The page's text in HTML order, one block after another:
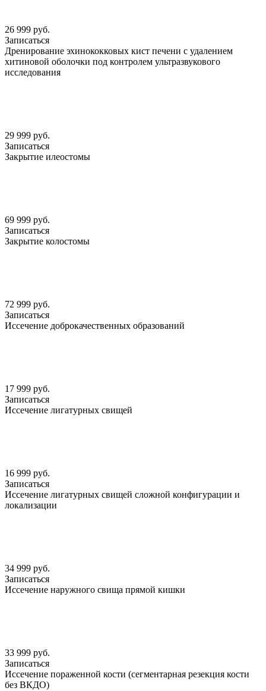
26 999 руб.
Записаться
Дренирование эхинококковых кист печени с удалением
хитиновой оболочки под контролем ультразвукового
исследования
29 999 руб.
Записаться
Закрытие илеостомы
69 999 руб.
Записаться
Закрытие колостомы
72 999 руб.
Записаться
Иссечение доброкачественных образований
17 999 руб.
Записаться
Иссечение лигатурных свищей
16 999 руб.
Записаться
Иссечение лигатурных свищей сложной конфигурации и
локализации
34 999 руб.
Записаться
Иссечение наружного свища прямой кишки
33 999 руб.
Записаться
Иссечение пораженной кости (сегментарная резекция кости
без ВКДО)